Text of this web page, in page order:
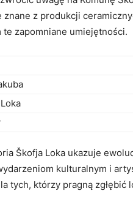
znane z ​produkcji
te zapomniane⁢ umiejętności.
Škofja Loka‍ ukazuje
kulturalnym i
tych,​ którzy pragną